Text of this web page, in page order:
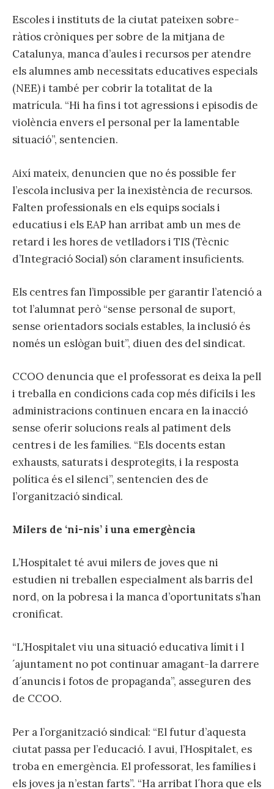
Escoles i instituts de la ciutat pateixen sobre-
ràtios cròniques per sobre de la mitjana de
Catalunya, manca d’aules i recursos per atendre
els alumnes amb necessitats educatives especials
(NEE) i també per cobrir la totalitat de la
matrícula. “Hi ha fins i tot agressions i episodis de
violència envers el personal per la lamentable
situació”, sentencien.
Així mateix, denuncien que no és possible fer
l’escola inclusiva per la inexistència de recursos.
Falten professionals en els equips socials i
educatius i els EAP han arribat amb un mes de
retard i les hores de vetlladors i TIS (Tècnic
d’Integració Social) són clarament insuficients.
Els centres fan l’impossible per garantir l’atenció a
tot l’alumnat però “sense personal de suport,
sense orientadors socials estables, la inclusió és
només un eslògan buit”, diuen des del sindicat.
CCOO denuncia que el professorat es deixa la pell
i treballa en condicions cada cop més difícils i les
administracions continuen encara en la inacció
sense oferir solucions reals al patiment dels
centres i de les famílies. “Els docents estan
exhausts, saturats i desprotegits, i la resposta
política és el silenci”, sentencien des de
l’organització sindical.
Milers de ‘ni-nis’ i una emergència
L’Hospitalet té avui milers de joves que ni
estudien ni treballen especialment als barris del
nord, on la pobresa i la manca d’oportunitats s’han
cronificat.
“L’Hospitalet viu una situació educativa límit i l
´ajuntament no pot continuar amagant-la darrere
d´anuncis i fotos de propaganda”, asseguren des
de CCOO.
Per a l’organització sindical: “El futur d’aquesta
ciutat passa per l’educació. I avui, l’Hospitalet, es
troba en emergència. El professorat, les famílies i
els joves ja n’estan farts”. “Ha arribat l´hora que els